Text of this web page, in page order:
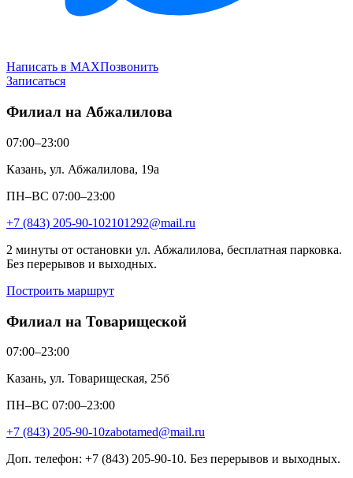
Написать в MAXПозвонить
Записаться
Филиал на Абжалилова
07:00–23:00
Казань, ул. Абжалилова, 19а
ПН–ВС 07:00–23:00
+7 (843) 205-90-102101292@mail.ru
2 минуты от остановки ул. Абжалилова, бесплатная парковка.
Без перерывов и выходных.
Построить маршрут
Филиал на Товарищеской
07:00–23:00
Казань, ул. Товарищеская, 25б
ПН–ВС 07:00–23:00
+7 (843) 205-90-10zabotamed@mail.ru
Доп. телефон: +7 (843) 205-90-10. Без перерывов и выходных.